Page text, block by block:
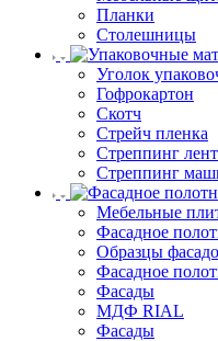
Планки
Столешницы
Уголок
Гофрокартон
Скотч
Стрейч пленка
Стреппинг
Стреппинг
Мебельные
Фасадное
Образцы
Фасадное
Фасады
МДФ RIAL
Фасады